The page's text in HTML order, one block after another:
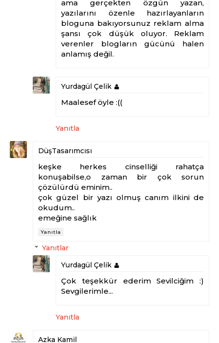
ama gerçekten özgün yazan,
yazılarını özenle hazırlayanların
bloguna bakıyorsunuz reklam alma
şansı çok düşük oluyor. Reklam
verenler blogların gücünü halen
anlamış değil.
Yurdagül Çelik
Maalesef öyle :((
Yanıtla
DüşTasarımcısı
keşke herkes cinselliği rahatça
konuşabilse,o zaman bir çok sorun
çözülürdü eminim..
çok güzel bir yazı olmuş canım ilkini de
okudum..
emeğine sağlık
Yanıtla
Yanıtlar
Yurdagül Çelik
Çok teşekkür ederim Sevilciğim :)
Sevgilerimle...
Yanıtla
Azka Kamil